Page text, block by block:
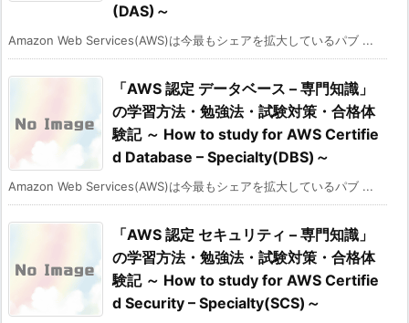
(DAS)～
Amazon Web Services(AWS)は今最もシェアを拡大しているパブ ...
「AWS 認定 データベース – 専門知識」
の学習方法・勉強法・試験対策・合格体
験記 ～ How to study for AWS Certifie
d Database – Specialty(DBS)～
Amazon Web Services(AWS)は今最もシェアを拡大しているパブ ...
「AWS 認定 セキュリティ – 専門知識」
の学習方法・勉強法・試験対策・合格体
験記 ～ How to study for AWS Certifie
d Security – Specialty(SCS)～